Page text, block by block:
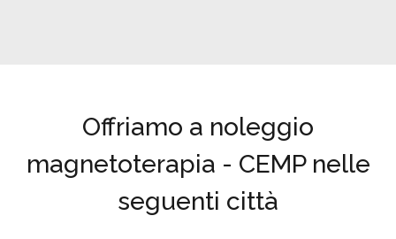
Offriamo a noleggio
magnetoterapia - CEMP nelle
seguenti città